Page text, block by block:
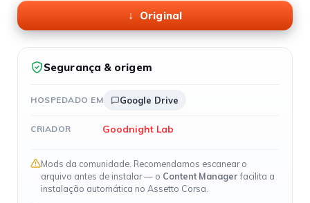
Original
Segurança & origem
HOSPEDADO EM Google Drive
CRIADOR Goodnight Lab
Mods da comunidade. Recomendamos escanear o
arquivo antes de instalar — o Content Managerfacilita a
instalação automática no Assetto Corsa.